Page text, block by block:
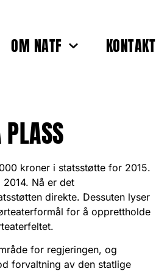
OM NATF KONTAKT
kroner i statsstøtte for 2015.
Nå er det
direkte. Dessuten lyser
for å opprettholde
for regjeringen, og
forvaltning av den statlige